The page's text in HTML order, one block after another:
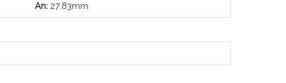
An: 27.83mm